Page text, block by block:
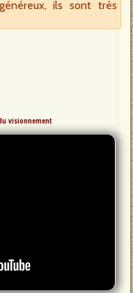
ils sont très
visionnement